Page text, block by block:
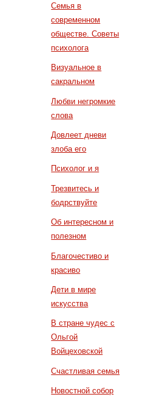
Семья в
современном
обществе. Советы
психолога
Визуальное в
сакральном
Любви негромкие
слова
Довлеет дневи
злоба его
Психолог и я
Трезвитесь и
бодрствуйте
Об интересном и
полезном
Благочестиво и
красиво
Дети в мире
искусства
В стране чудес с
Ольгой
Войцеховской
Счастливая семья
Новостной собор